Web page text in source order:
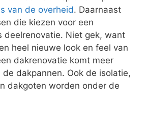
van de overheid. Daarnaast
die kiezen voor een
deelrenovatie. Niet gek, want
heel nieuwe look en feel van
dakrenovatie komt meer
de dakpannen. Ook de isolatie,
dakgoten worden onder de